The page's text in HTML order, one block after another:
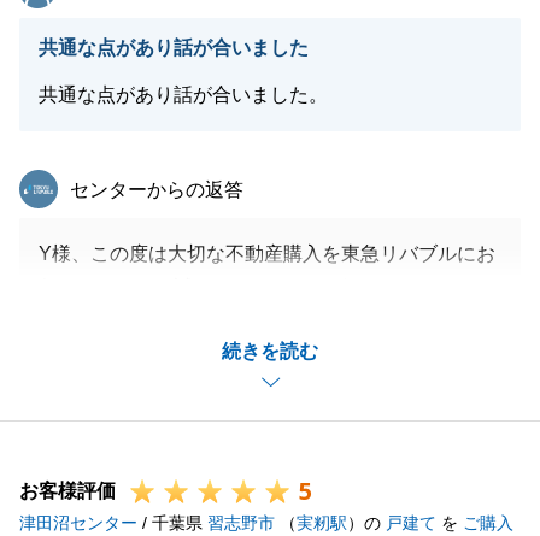
共通な点があり話が合いました
共通な点があり話が合いました。
続きを読む
東急リバブル
センターからの返答
Y様、この度は大切な不動産購入を東急リバブルにお
ごしたことを鮮明に覚えております。
Y様の愛犬にとっても生活しやすい新居であることを
改めて願っております。
思いますが、東急リバブルではトータルサポートを行
っておりますので、お気軽にご相談ください。
お客様評価 5
津田沼センター / 千葉県 習志野市 （実籾駅）の 戸建て を ご購入